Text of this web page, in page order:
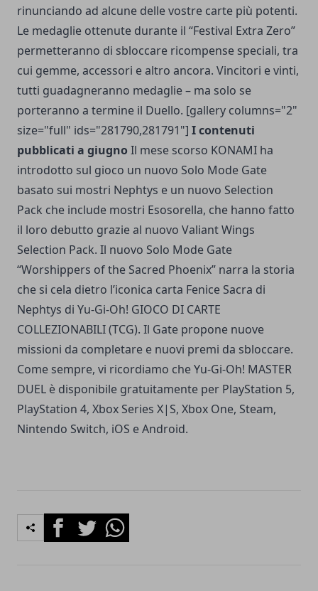
rinunciando ad alcune delle vostre carte più potenti.
Le medaglie ottenute durante il “Festival Extra Zero”
permetteranno di sbloccare ricompense speciali, tra
cui gemme, accessori e altro ancora. Vincitori e vinti,
tutti guadagneranno medaglie – ma solo se
porteranno a termine il Duello. [gallery columns="2"
size="full" ids="281790,281791"] I contenuti
pubblicati a giugno Il mese scorso KONAMI ha
introdotto sul gioco un nuovo Solo Mode Gate
basato sui mostri Nephtys e un nuovo Selection
Pack che include mostri Esosorella, che hanno fatto
il loro debutto grazie al nuovo Valiant Wings
Selection Pack. Il nuovo Solo Mode Gate
“Worshippers of the Sacred Phoenix” narra la storia
che si cela dietro l’iconica carta Fenice Sacra di
Nephtys di Yu-Gi-Oh! GIOCO DI CARTE
COLLEZIONABILI (TCG). Il Gate propone nuove
missioni da completare e nuovi premi da sbloccare.
Come sempre, vi ricordiamo che Yu-Gi-Oh! MASTER
DUEL è disponibile gratuitamente per PlayStation 5,
PlayStation 4, Xbox Series X|S, Xbox One, Steam,
Nintendo Switch, iOS e Android.
FacebookTwitterWhatsapp